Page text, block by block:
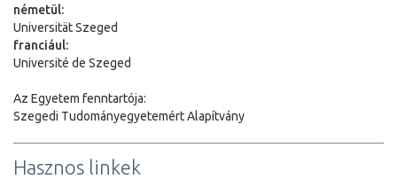
németül:
Universität Szeged
franciául:
Université de Szeged
Az Egyetem fenntartója:
Szegedi Tudományegyetemért Alapítvány
Hasznos linkek